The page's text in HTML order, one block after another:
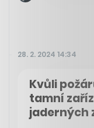
28. 2. 2024 14:34
Kvůli
tamní
jaderných